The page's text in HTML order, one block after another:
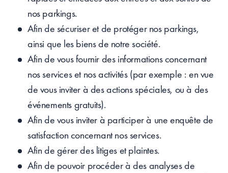
nos parkings.
Afin de sécuriser et de protéger nos parkings,
ainsi que les biens de notre société.
Afin de vous fournir des informations concernant
nos services et nos activités (par exemple : en vue
de vous inviter à des actions spéciales, ou à des
événements gratuits).
Afin de vous inviter à participer à une enquête de
satisfaction concernant nos services.
Afin de gérer des litiges et plaintes.
Afin de pouvoir procéder à des analyses de